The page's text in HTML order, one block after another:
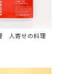
人寄せの料理